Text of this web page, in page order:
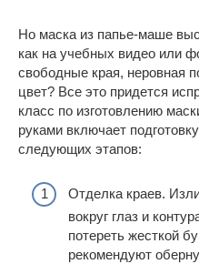
Но маска из папье-маше
как на учебных видео или
свободные края, неровная
цвет? Все это придется
класс по изготовлению
руками включает
следующих этапов:
Отделка краев.
вокруг глаз и
потереть жесткой
рекомендуют